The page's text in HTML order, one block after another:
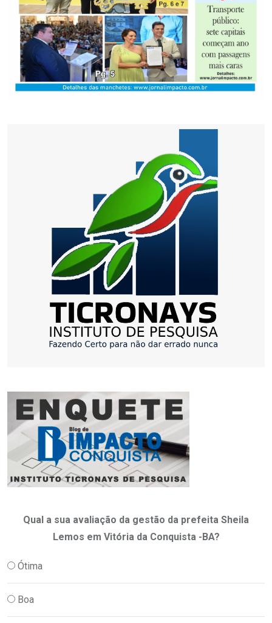
Qual a sua avaliação da gestão da prefeita Sheila
Lemos em Vitória da Conquista -BA?
Ótima
Boa